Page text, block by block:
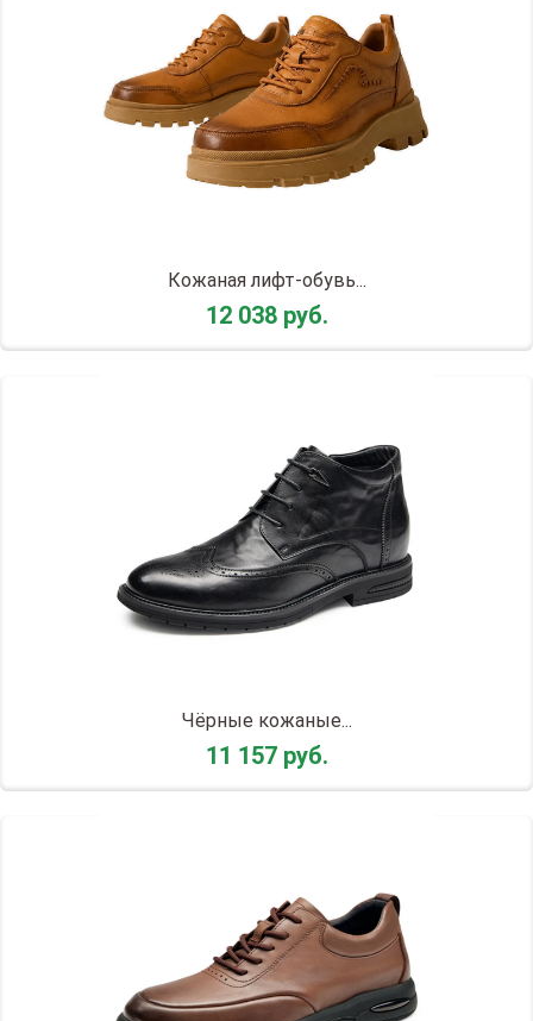
Кожаная лифт-обувь...
12 038 руб.
Чёрные кожаные...
11 157 руб.